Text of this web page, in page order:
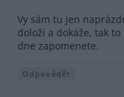
Vy sám tu jen
doloží a dokáže, tak
dne zapomenete.
Odpovědět